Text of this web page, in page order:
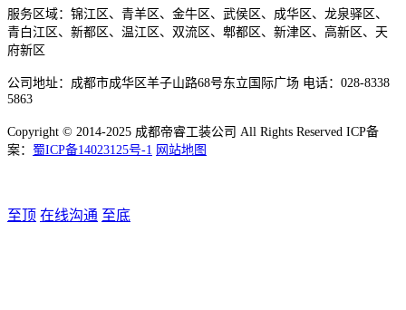
服务区域：锦江区、青羊区、金牛区、武侯区、成华区、龙泉驿区、
青白江区、新都区、温江区、双流区、郫都区、新津区、高新区、天
府新区
公司地址：成都市成华区羊子山路68号东立国际广场 电话：028-8338
5863
Copyright © 2014-2025 成都帝睿工装公司 All Rights Reserved ICP备
案： 蜀ICP备14023125号-1 网站地图
至顶 在线沟通 至底